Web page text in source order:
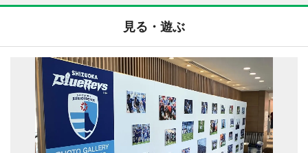
見る・遊ぶ